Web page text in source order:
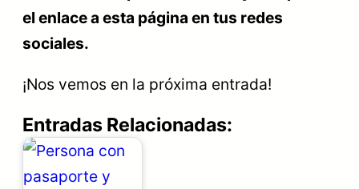
el enlace a esta página en tus redes
sociales.
¡Nos vemos en la próxima entrada!
Entradas Relacionadas: